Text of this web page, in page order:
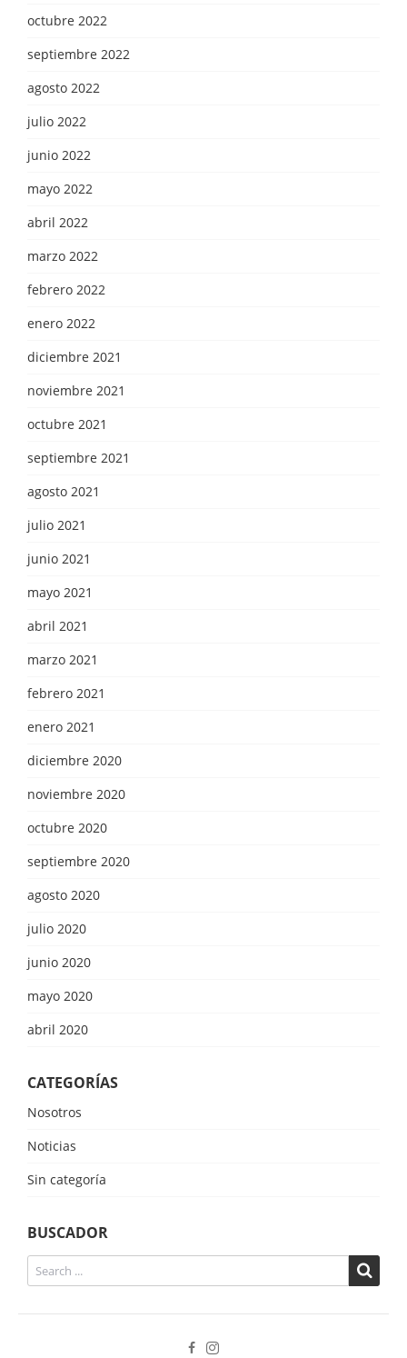
octubre 2022
septiembre 2022
agosto 2022
julio 2022
junio 2022
mayo 2022
abril 2022
marzo 2022
febrero 2022
enero 2022
diciembre 2021
noviembre 2021
octubre 2021
septiembre 2021
agosto 2021
julio 2021
junio 2021
mayo 2021
abril 2021
marzo 2021
febrero 2021
enero 2021
diciembre 2020
noviembre 2020
octubre 2020
septiembre 2020
agosto 2020
julio 2020
junio 2020
mayo 2020
abril 2020
CATEGORÍAS
Nosotros
Noticias
Sin categoría
BUSCADOR